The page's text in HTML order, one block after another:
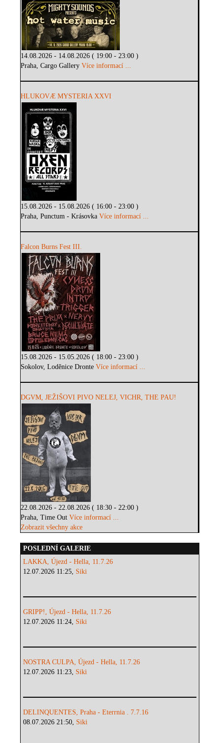
14.08.2026 - 14.08.2026 ( 19:00 - 23:00 )
Praha, Cargo GalleryVíce informací ...
HLUKOVÆ MYSTERIA XXVI
15.08.2026 - 15.08.2026 ( 16:00 - 23:00 )
Praha, Punctum - KrásovkaVíce informací ...
Falcon Burns Fest III.
15.08.2026 - 15.05.2026 ( 18:00 - 23:00 )
Sokolov, Loděnice DronteVíce informací ...
DGVM, JEŽIŠOVI PIVO NELEJ, VICHR, THE PAU!
22.08.2026 - 22.08.2026 ( 18:30 - 22:00 )
Praha, Time OutVíce informací ...
Zobrazit všechny akce
POSLEDNÍ GALERIE
LAKKA, Újezd - Hella, 11.7.26
12.07.2026 11:25, Siki
GRIPP!, Újezd - Hella, 11.7.26
12.07.2026 11:24, Siki
NOSTRA CULPA, Újezd - Hella, 11.7.26
12.07.2026 11:23, Siki
DELINQUENTES, Praha - Eterrnia . 7.7.16
08.07.2026 21:50, Siki